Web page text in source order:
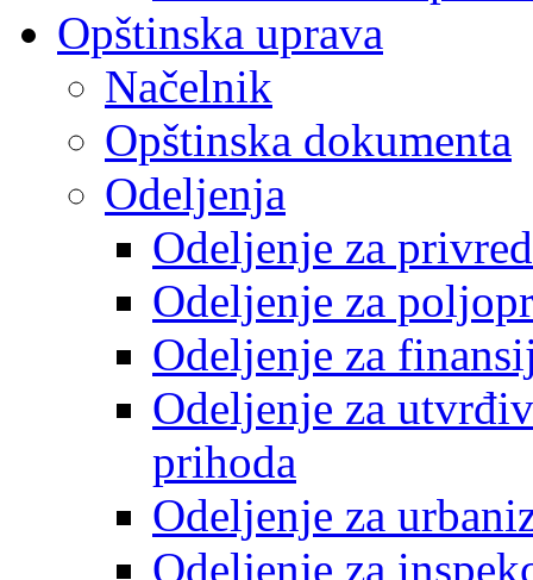
Opštinska uprava
Načelnik
Opštinska dokumenta
Odeljenja
Odeljenje za
Odeljenje za
Odeljenje za
Odeljenje za
prihoda
Odeljenje za
Odeljenje za